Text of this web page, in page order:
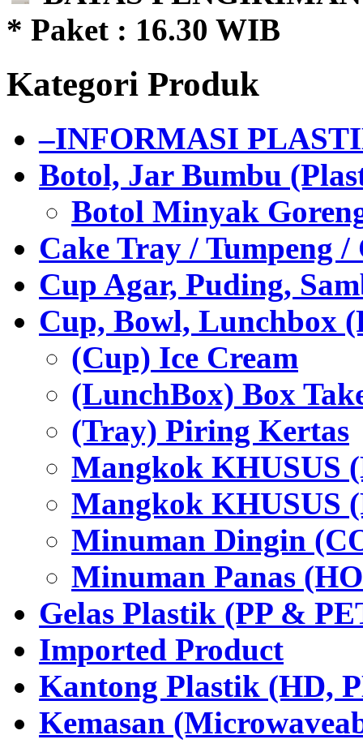
* Paket : 16.30 WIB
Kategori Produk
–INFORMASI
Botol, Jar Bumbu
Botol Minyak
Cake Tray / Tumpeng /
Cup Agar, Puding,
Cup, Bowl, Lunchbox
(Cup) Ice Cream
(LunchBox) Box
(Tray) Piring Kertas
Mangkok KHUSUS
Mangkok KHUSUS
Minuman Dingin
Minuman Panas
Gelas Plastik (PP &
Imported Product
Kantong Plastik (HD,
Kemasan